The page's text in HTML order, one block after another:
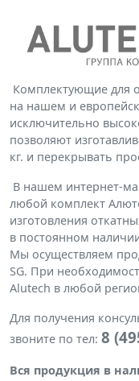
Комплектующие для
на нашем и
исключительно
позволяют
кг. и перекрывать
В нашем интернет-
любой комплект
изготовления
в постоянном
Мы осуществляем
SG. При
Alutech в любой
Для получения
звоните по тел: 8
Вся продукция в